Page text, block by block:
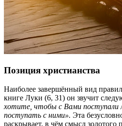
Позиция христианства
Наиболее завершённый вид
книге Луки (6, 31) он звучит
хотите, чтобы с Вами
поступать с ними». Эта
раскрывает, в чём смысл золотого